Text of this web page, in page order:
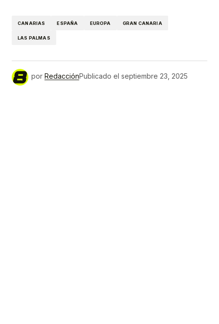
CANARIAS ESPAÑA EUROPA GRAN CANARIA
LAS PALMAS
por RedacciónPublicado el septiembre 23, 2025